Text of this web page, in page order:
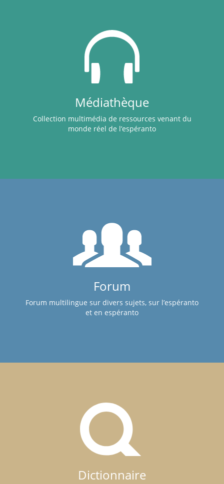
Médiathèque
Collection multimédia de ressources venant du
monde réel de l’espéranto
Forum
Forum multilingue sur divers sujets, sur l’espéranto
et en espéranto
Dictionnaire